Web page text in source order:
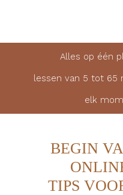
Alles op
lessen van 5
elk
BEGIN
TIPS